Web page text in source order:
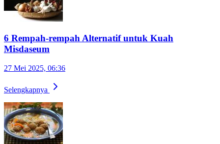
6 Rempah-rempah Alternatif untuk Kuah
Misdaseum
27 Mei 2025, 06:36
Selengkapnya